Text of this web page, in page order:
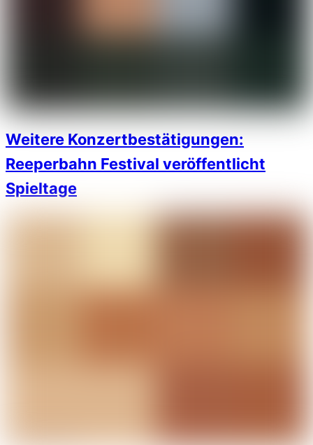
Weitere Konzertbestätigungen:
Reeperbahn Festival veröffentlicht
Spieltage